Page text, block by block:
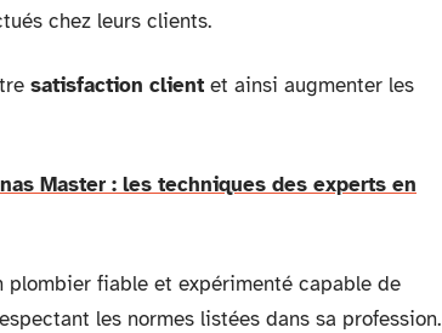
chez leurs clients.
satisfaction client et ainsi augmenter les
Master : les techniques des experts en
fiable et expérimenté capable de
les normes listées dans sa profession.